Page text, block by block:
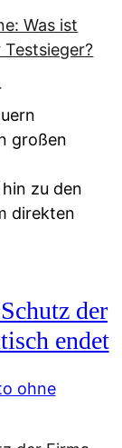
großen
zu den
direkten
der
endet
ohne